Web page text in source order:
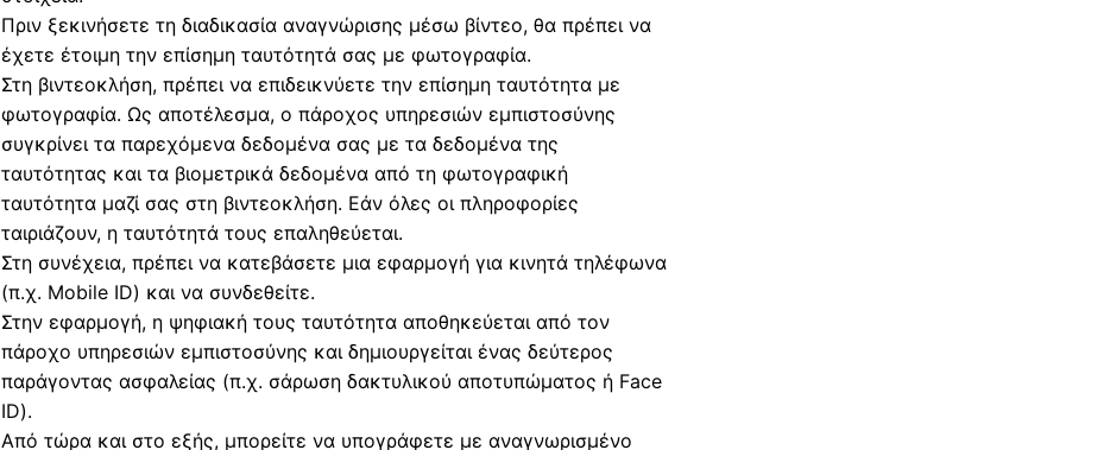
Πριν ξεκινήσετε τη διαδικασία αναγνώρισης μέσω βίντεο, θα πρέπει να
έχετε έτοιμη την επίσημη ταυτότητά σας με φωτογραφία.
Στη βιντεοκλήση, πρέπει να επιδεικνύετε την επίσημη ταυτότητα με
φωτογραφία. Ως αποτέλεσμα, ο πάροχος υπηρεσιών εμπιστοσύνης
συγκρίνει τα παρεχόμενα δεδομένα σας με τα δεδομένα της
ταυτότητας και τα βιομετρικά δεδομένα από τη φωτογραφική
ταυτότητα μαζί σας στη βιντεοκλήση. Εάν όλες οι πληροφορίες
ταιριάζουν, η ταυτότητά τους επαληθεύεται.
Στη συνέχεια, πρέπει να κατεβάσετε μια εφαρμογή για κινητά τηλέφωνα
(π.χ. Mobile ID) και να συνδεθείτε.
Στην εφαρμογή, η ψηφιακή τους ταυτότητα αποθηκεύεται από τον
πάροχο υπηρεσιών εμπιστοσύνης και δημιουργείται ένας δεύτερος
παράγοντας ασφαλείας (π.χ. σάρωση δακτυλικού αποτυπώματος ή Face
ID).
Από τώρα και στο εξής, μπορείτε να υπογράφετε με αναγνωρισμένο